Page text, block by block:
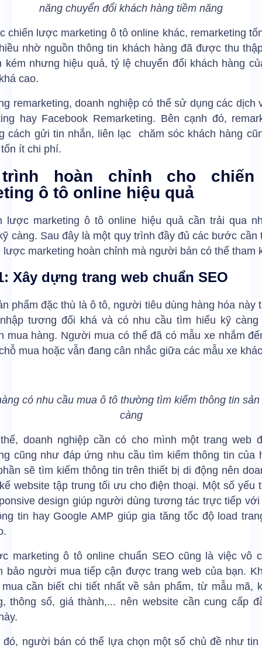
năng chuyển đổi khách hàng tiềm năng
chiến lược marketing ô tô online khác, remarketing
nhờ nguồn thông tin khách hàng đã được thu
kém nhưng hiệu quả, tỷ lệ chuyển đổi khách hàng
cao.
remarketing, doanh nghiệp có thể sử dụng các dịch
hay Facebook Remarketing. Bên cạnh đó,
cách gửi tin nhắn, liên lạc chăm sóc khách hàng
ít chi phí.
hoàn chỉnh cho
ô tô online hiệu quả
lược marketing ô tô online hiệu quả cần trải qua
càng. Sau đây là một quy trình đầy đủ các bước cần
lược marketing hoàn chỉnh mà người bán có thể tham
Xây dựng trang web chuẩn SEO
phẩm đặc thù là ô tô, người tiêu dùng hàng hóa này
tương đối khá và có nhu cầu tìm hiểu kỹ
mua hàng. Người mua có thể đã có mẫu xe nhắm
mua hoặc vẫn đang cân nhắc giữa các mẫu xe
có nhu cầu mua ô tô thường tìm kiếm thông tin sản
càng
doanh nghiệp cần có cho mình một trang web
cũng như đáp ứng nhu cầu tìm kiếm thông tin của
sẽ tìm kiếm thông tin trên thiết bị di động nên
website tập trung tối ưu cho điện thoại. Một số yếu
design giúp người dùng tương tác trực tiếp
tin hay Google AMP giúp gia tăng tốc độ load
marketing ô tô online chuẩn SEO cũng là việc vô
bảo người mua tiếp cận được trang web của bạn.
cần biết chi tiết nhất về sản phẩm, từ mẫu mã,
thông số, giá thành,... nên website cần cung cấp
đó, người bán có thể lựa chọn một số chủ đề như